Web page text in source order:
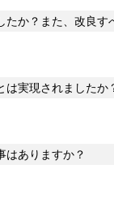
たか？また、改良
は実現されました
はありますか？